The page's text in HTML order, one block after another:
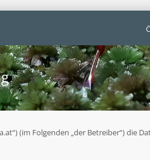
(im Folgenden „der Betreiber“) die